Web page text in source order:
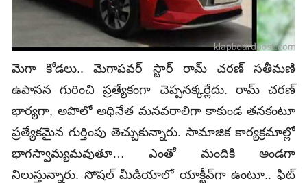
మెగా కోడలు.. మెగాపవర్‌ స్టార్‌ రామ్‌ చరణ్‌ సతీమణి
ఉపాసన గురించి ప్రత్యేకంగా చెప్పనక్కర్లేదు. రామ్‌ చరణ్‌
భార్యగా, అపొలో అధినేత మనవరాలిగా కాకుండ తనకంటూ
ప్రత్యేకమైన గుర్తింపు తెచ్చుకున్నారు. సామాజిక కార్యక్రమాల్లో
భాగస్వామ్యమవుతూ… ఎంతో మందికి అండగా
నిలుస్తున్నారు. సోషల్‌ మీడియాలో యాక్టీవ్‌గా ఉంటూ.. ఫిట్‌